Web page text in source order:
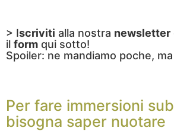
> Iscriviti alla nostra newsletter
il form qui sotto!
Spoiler: ne mandiamo poche,
Per fare immersioni
bisogna saper nuotare